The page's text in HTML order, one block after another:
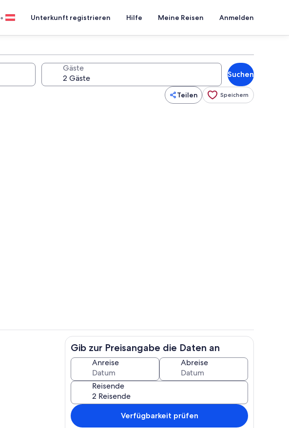
• Unterkunft registrieren Hilfe Meine Reisen Anmelden
Gäste
Suchen
Teilen Speichern
Außenbereich Eigene Küche
Gib zur Preisangabe die Daten an
Anreise Abreise
Reisende
Verfügbarkeit prüfen